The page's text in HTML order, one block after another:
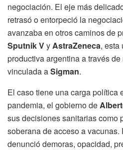
negociación. El eje más
retrasó o entorpeció la
avanzaba en otros caminos de
Sputnik VyAstraZeneca, esta
productiva argentina a través de
vinculada aSigman.
El caso tiene una carga política
pandemia, el gobierno de
sus decisiones sanitarias como
soberana de acceso a vacunas.
denunció demoras, opacidad,